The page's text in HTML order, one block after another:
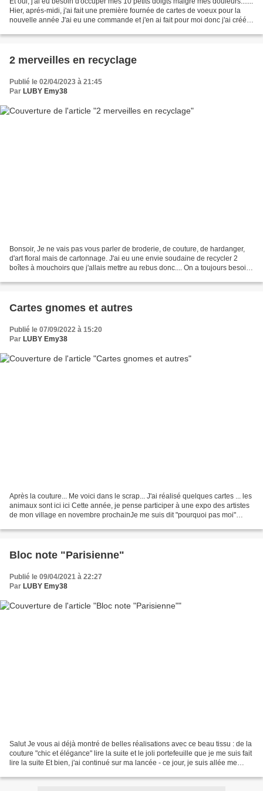
Hier, aprés-midi, j'ai fait une première fournée de cartes de voeux pour la
nouvelle année J'ai eu une commande et j'en ai fait pour moi donc j'ai créé,
2 merveilles en recyclage
Publié le 02/04/2023 à 21:45
Par LUBY Emy38
Bonsoir, Je ne vais pas vous parler de broderie, de couture, de hardanger,
d'art floral mais de cartonnage. J'ai eu une envie soudaine de recycler 2
boîtes à mouchoirs que j'allais mettre au rebus donc.... On a toujours besoin
Cartes gnomes et autres
Publié le 07/09/2022 à 15:20
Par LUBY Emy38
Après la couture... Me voici dans le scrap... J'ai réalisé quelques cartes ... les
animaux sont ici ici Cette année, je pense participer à une expo des artistes
de mon village en novembre prochainJe me suis dit "pourquoi pas moi"
Bloc note "Parisienne"
Publié le 09/04/2021 à 22:27
Par LUBY Emy38
Salut Je vous ai déjà montré de belles réalisations avec ce beau tissu : de la
couture "chic et élégance" lire la suite et le joli portefeuille que je me suis fait
lire la suite Et bien, j'ai continué sur ma lancée - ce jour, je suis allée me